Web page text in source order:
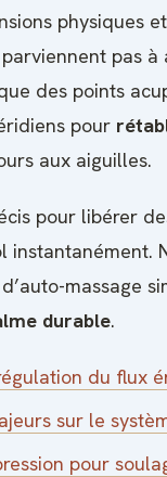
physiques
pas à
des points
pour
aux aiguilles.
pour libérer
instantanément.
massage
durable.
du flux
sur le
pour